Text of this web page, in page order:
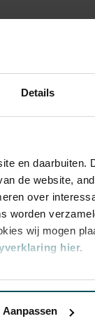
Details
en
de website,
over
worden
wij mogen
hier.
op
Aanpassen